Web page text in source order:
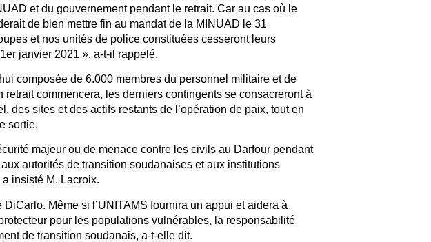
et du gouvernement pendant le retrait. Car au cas où le
de bien mettre fin au mandat de la MINUAD le 31
et nos unités de police constituées cesseront leurs
janvier 2021 », a-t-il rappelé.
composée de 6.000 membres du personnel militaire et de
retrait commencera, les derniers contingents se consacreront à
des sites et des actifs restants de l’opération de paix, tout en
sortie.
majeur ou de menace contre les civils au Darfour pendant
autorités de transition soudanaises et aux institutions
insisté M. Lacroix.
DiCarlo. Même si l’UNITAMS fournira un appui et aidera à
pour les populations vulnérables, la responsabilité
de transition soudanais, a-t-elle dit.